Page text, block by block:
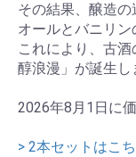
その結果、醸造
オールとバニリン
これにより、古
醇浪漫」が誕生し
2026年8月1日に
> 2本セットはこ